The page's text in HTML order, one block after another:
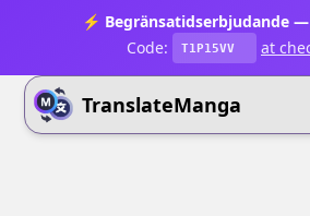
⚡ Begränsatidserbjudande —
Code:
T1P15VV at
TranslateManga